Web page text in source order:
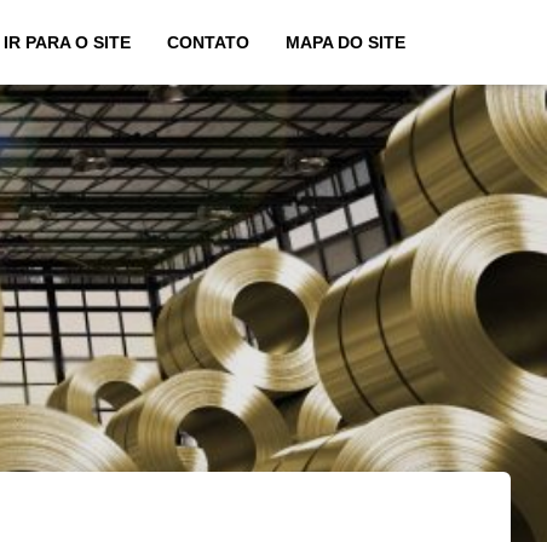
IR PARA O SITE CONTATO MAPA DO SITE